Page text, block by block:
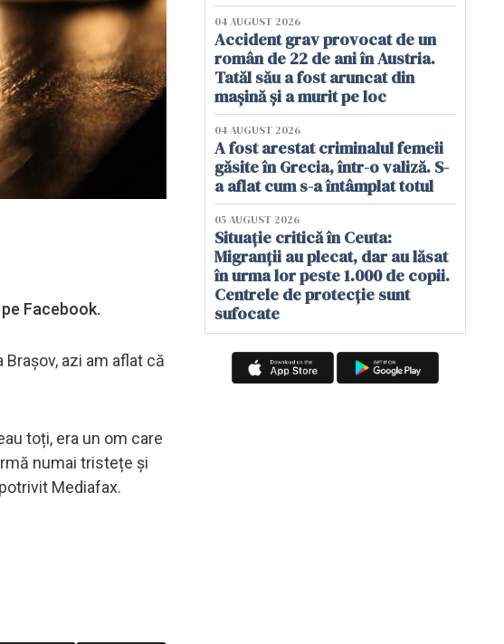
Facebook.
azi am aflat că
toți, era un om care
numai tristețe și
Mediafax.
04 AUGUST 2026
Accident grav provocat de un
român de 22 de ani în Austria.
Tatăl său a fost aruncat din
mașină și a murit pe loc
04 AUGUST 2026
A fost arestat criminalul femeii
găsite în Grecia, într-o valiză. S-
a aflat cum s-a întâmplat totul
05 AUGUST 2026
Situație critică în Ceuta:
Migranții au plecat, dar au lăsat
în urma lor peste 1.000 de copii.
Centrele de protecție sunt
sufocate